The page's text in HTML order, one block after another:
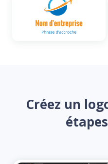
Créez un